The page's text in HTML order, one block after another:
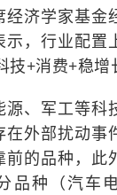
经济学家基金
示，行业配置
+消费+稳增
源、军工等科
在外部扰动事
前的品种，此
品种（汽车